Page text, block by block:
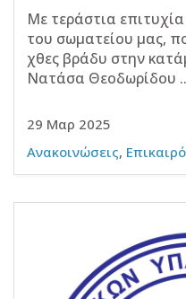
Με τεράστια
του σωματείου μας,
χθες βράδυ στην
Νατάσα Θεοδωρίδου
29 Μαρ 2025
Ανακοινώσεις,